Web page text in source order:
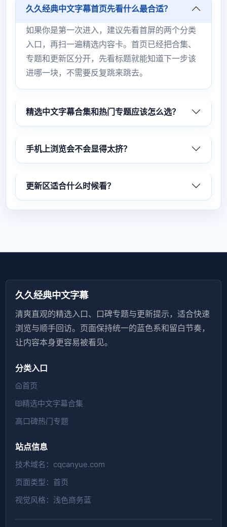
久久经典中文字幕首页先看什么最合适？
如果你是第一次进入，建议先看首屏的两个分类
入口，再扫一遍精选内容卡。首页已经把合集、
专题和更新区分开，先看标题就能知道下一步该
进哪一块，不需要反复跳来跳去。
精选中文字幕合集和热门专题应该怎么选？
手机上浏览会不会显得太挤？
更新区适合什么时候看？
久久经典中文字幕
清爽直观的精选入口、口碑专题与更新提示，适合快速
浏览与顺手回访。页面保持统一的蓝色系和留白节奏，
让内容本身更容易被看见。
分类入口
首页
精选中文字幕合集
高口碑热门专题
站点信息
技术域名：cqcanyue.com
页面类型：首页
视觉风格：浅色商务蓝